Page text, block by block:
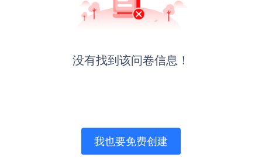
没有找到该问卷信息！
我也要免费创建